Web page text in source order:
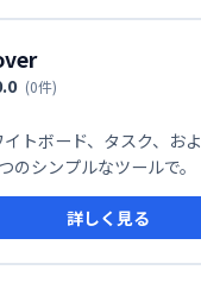
(0件)
イトボード、タスク、お
のシンプルなツールで。
詳しく見る